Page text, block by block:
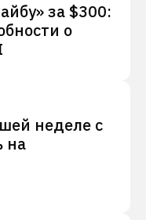
за $300:
о
неделе с
на